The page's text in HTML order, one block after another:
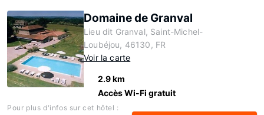
Domaine de Granval
Lieu dit Granval, Saint-Michel-
Loubéjou, 46130, FR
Voir la carte
2.9 km
Accès Wi-Fi gratuit
Pour plus d'infos sur cet hôtel :